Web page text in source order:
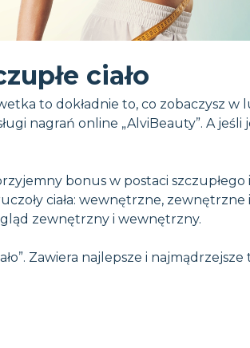
ciało
to dokładnie to, co zobaczysz
nagrań online „AlviBeauty”. A jeśli
bonus w postaci szczupłego
ciała: wewnętrzne, zewnętrzne
zewnętrzny i wewnętrzny.
Zawiera najlepsze i